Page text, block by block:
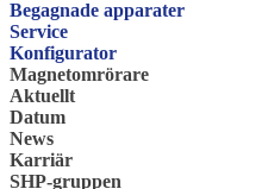
Begagnade apparater
Service
Konfigurator
Magnetomrörare
Aktuellt
Datum
News
Karriär
SHP-gruppen